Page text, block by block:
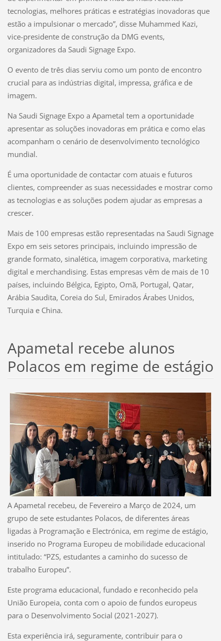
tecnologias, melhores práticas e estratégias inovadoras que
estão a impulsionar o mercado”, disse Muhammed Kazi,
vice-presidente de construção da DMG events,
organizadores da Saudi Signage Expo.
O evento de três dias serviu como um ponto de encontro
crucial para as indústrias digital, impressa, gráfica e de
imagem.
Na Saudi Signage Expo a Apametal tem a oportunidade
apresentar as soluções inovadoras em prática e como elas
acompanham o cenário de desenvolvimento tecnológico
mundial.
É uma oportunidade de contactar com atuais e futuros
clientes, compreender as suas necessidades e mostrar como
as tecnologias e as soluções podem ajudar as empresas a
crescer.
Mais de 100 empresas estão representadas na Saudi Signage
Expo em seis setores principais, incluindo impressão de
grande formato, sinalética, imagem corporativa, marketing
digital e merchandising. Estas empresas vêm de mais de 10
países, incluindo Bélgica, Egipto, Omã, Portugal, Qatar,
Arábia Saudita, Coreia do Sul, Emirados Árabes Unidos,
Turquia e China.
Apametal recebe alunos
Polacos em regime de estágio
A Apametal recebeu, de Fevereiro a Março de 2024, um
grupo de sete estudantes Polacos, de diferentes áreas
ligadas à Programação e Electrónica, em regime de estágio,
inserido no Programa Europeu de mobilidade educacional
intitulado: “PZS, estudantes a caminho do sucesso de
trabalho Europeu”.
Este programa educacional, fundado e reconhecido pela
União Europeia, conta com o apoio de fundos europeus
para o Desenvolvimento Social (2021-2027).
Esta experiência irá, seguramente, contribuir para o